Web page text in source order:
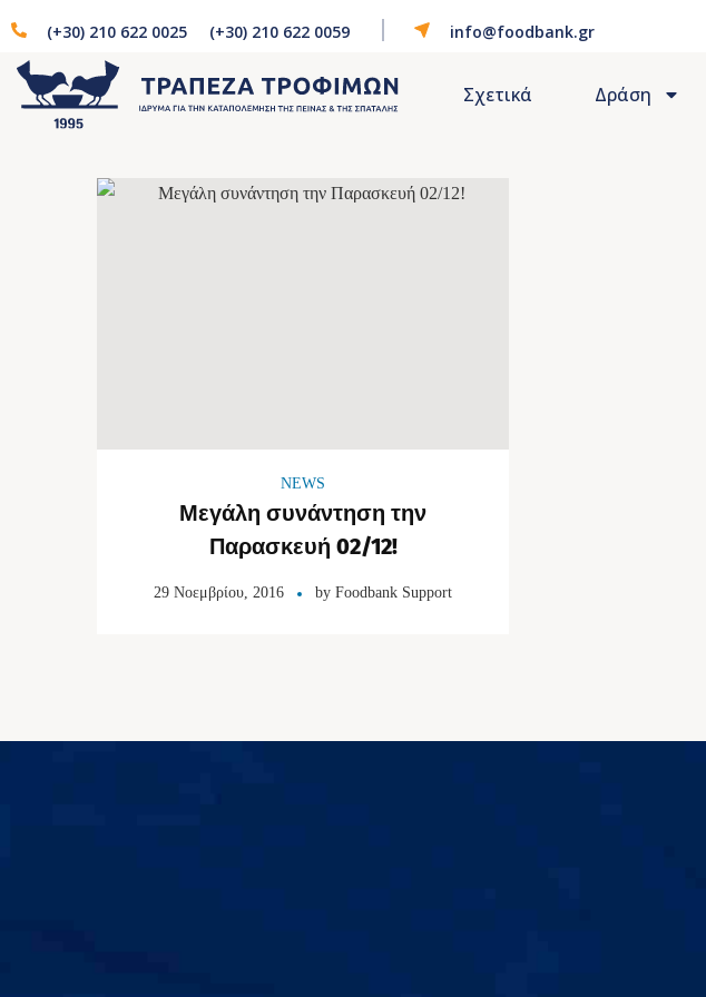
(+30) 210 622 0025 (+30) 210 622 0059 info@foodbank.gr
Σχετικά Δράση
NEWS
Μεγάλη συνάντηση την
Παρασκευή 02/12!
29 Νοεμβρίου, 2016 by Foodbank Support